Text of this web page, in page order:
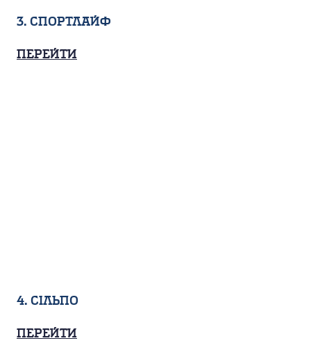
3. Спортлайф
Перейти
4. Сільпо
Перейти